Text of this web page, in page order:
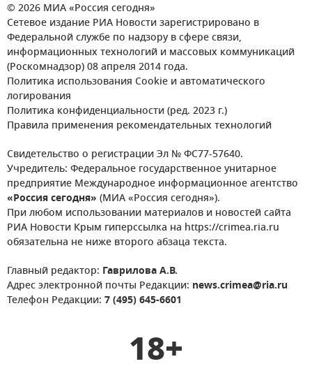
© 2026 МИА «Россия сегодня»
Сетевое издание РИА Новости зарегистрировано в
Федеральной службе по надзору в сфере связи,
информационных технологий и массовых коммуникаций
(Роскомнадзор) 08 апреля 2014 года.
Политика использования Cookie и автоматического
логирования
Политика конфиденциальности (ред. 2023 г.)
Правила применения рекомендательных технологий
Свидетельство о регистрации Эл № ФС77-57640.
Учредитель: Федеральное государственное унитарное
предприятие Международное информационное агентство
«Россия сегодня» (МИА «Россия сегодня»).
При любом использовании материалов и новостей сайта
РИА Новости Крым гиперссылка на https://crimea.ria.ru
обязательна не ниже второго абзаца текста.
Главный редактор: Гаврилова А.В.
Адрес электронной почты Редакции: news.crimea@ria.ru
Телефон Редакции: 7 (495) 645-6601
18+